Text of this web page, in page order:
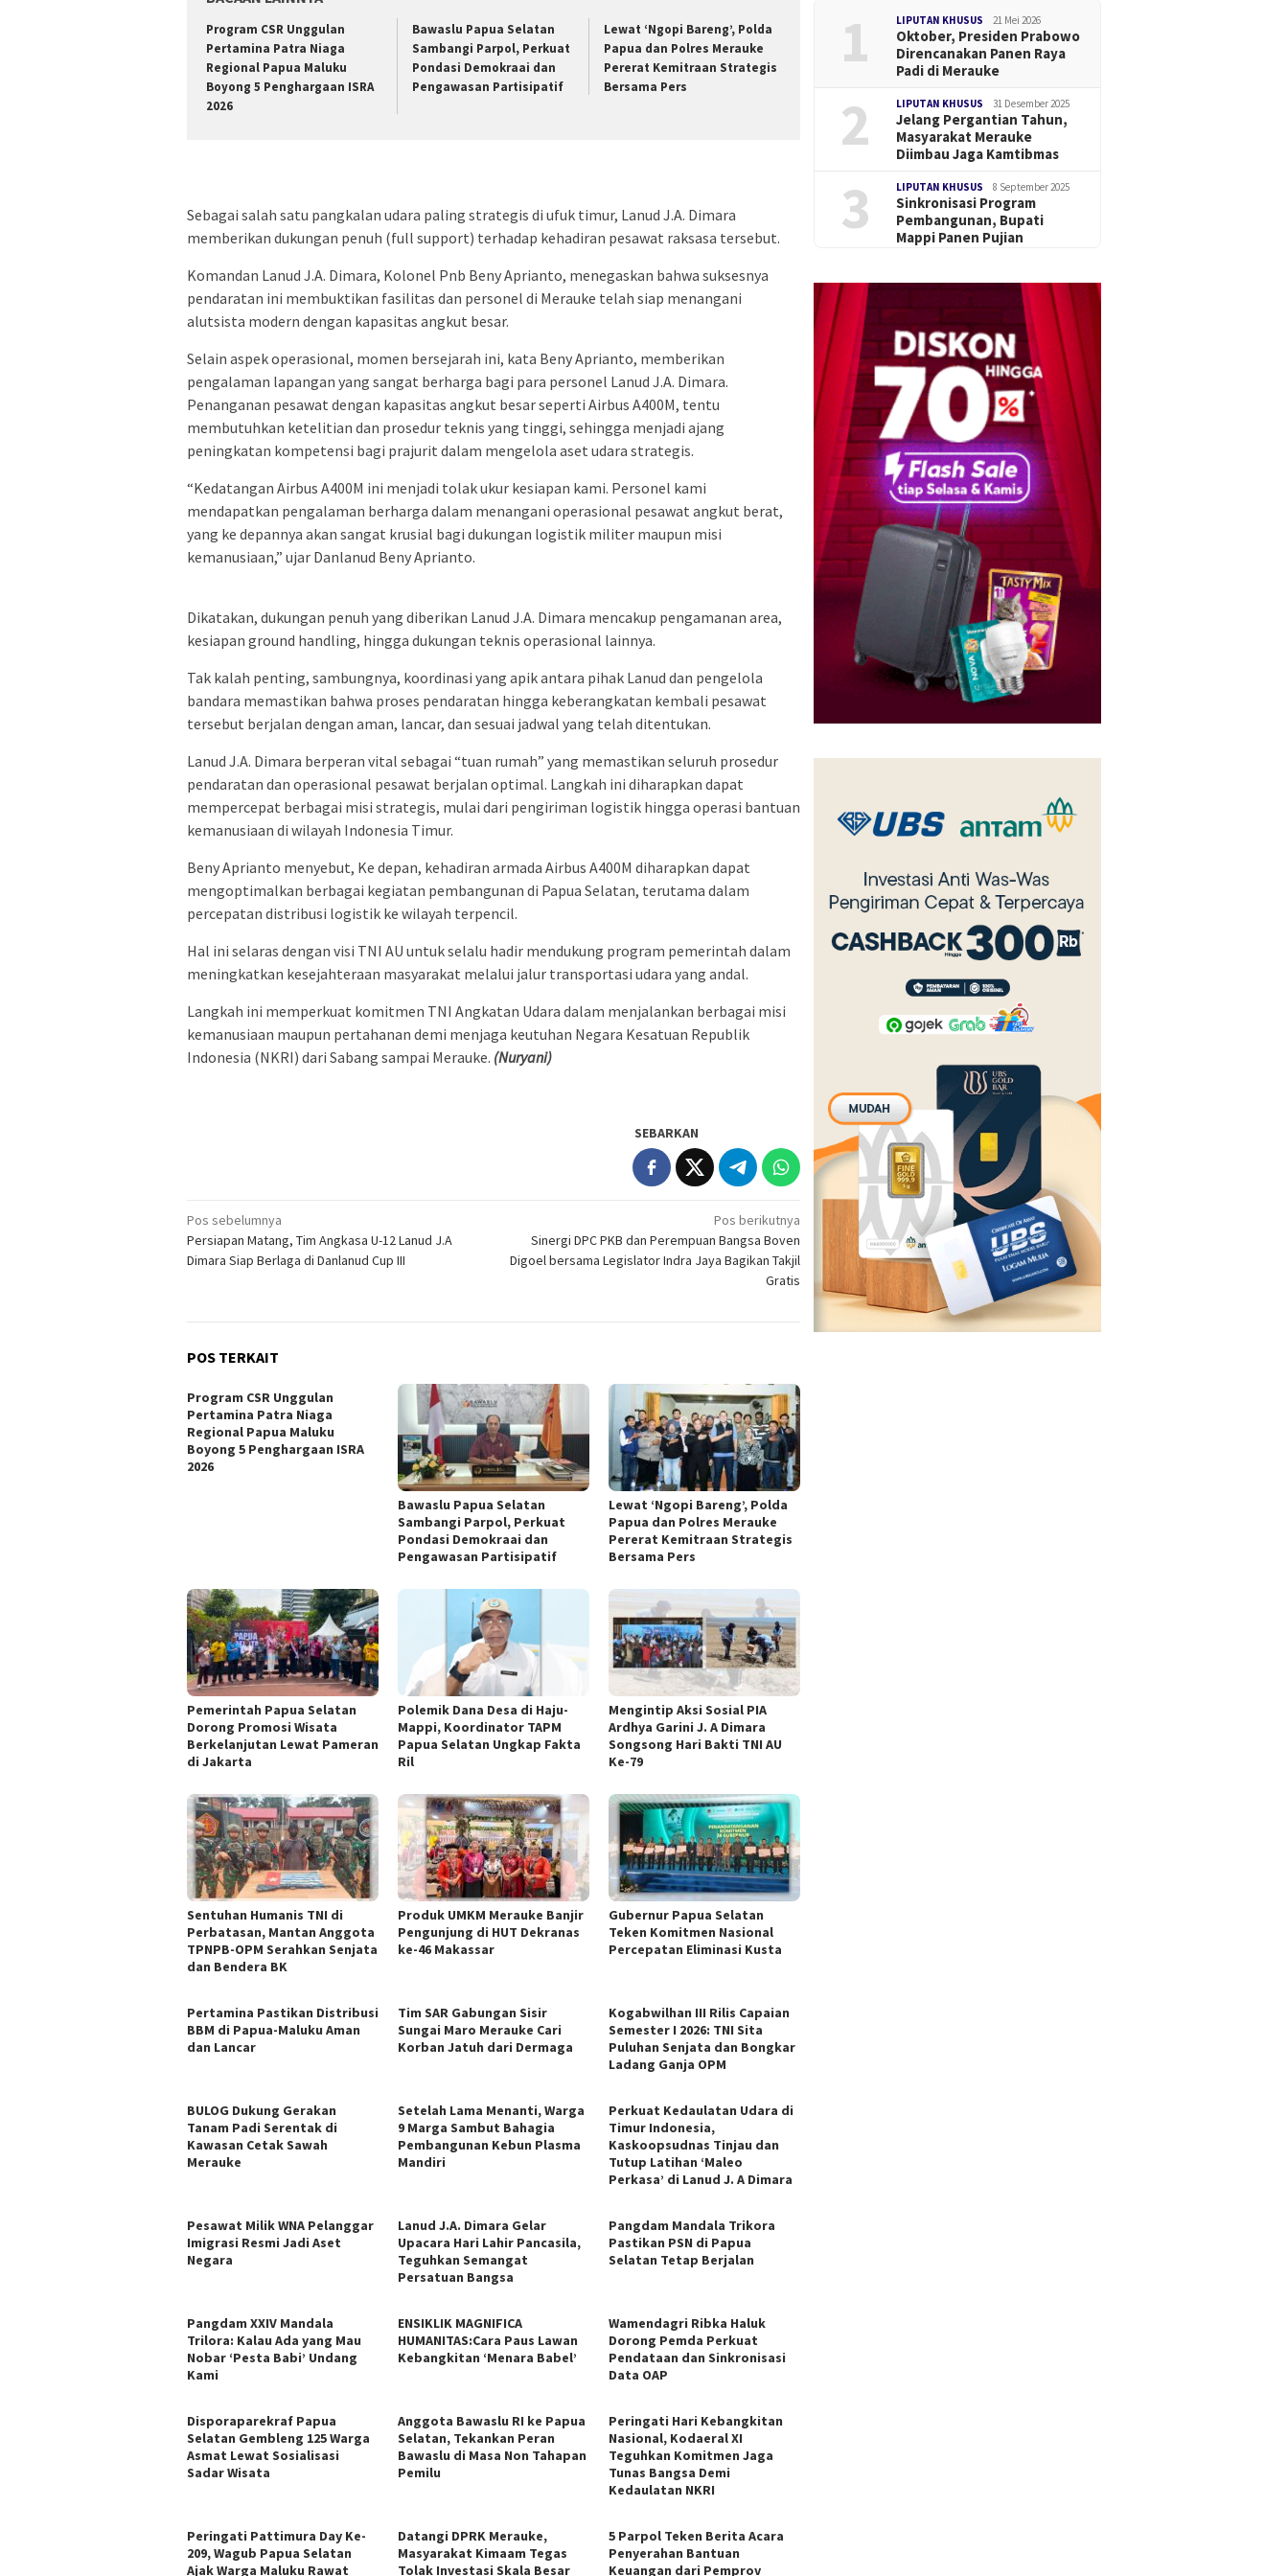
Program CSR Unggulan
Pertamina Patra Niaga
Regional Papua Maluku
Boyong 5 Penghargaan ISRA
2026
Bawaslu Papua Selatan
Sambangi Parpol, Perkuat
Pondasi Demokraai dan
Pengawasan Partisipatif
Lewat ‘Ngopi Bareng’, Polda
Papua dan Polres Merauke
Pererat Kemitraan Strategis
Bersama Pers
Sebagai salah satu pangkalan udara paling strategis di ufuk timur, Lanud J.A. Dimara
memberikan dukungan penuh (full support) terhadap kehadiran pesawat raksasa tersebut.
Komandan Lanud J.A. Dimara, Kolonel Pnb Beny Aprianto, menegaskan bahwa suksesnya
pendaratan ini membuktikan fasilitas dan personel di Merauke telah siap menangani
alutsista modern dengan kapasitas angkut besar.
Selain aspek operasional, momen bersejarah ini, kata Beny Aprianto, memberikan
pengalaman lapangan yang sangat berharga bagi para personel Lanud J.A. Dimara.
Penanganan pesawat dengan kapasitas angkut besar seperti Airbus A400M, tentu
membutuhkan ketelitian dan prosedur teknis yang tinggi, sehingga menjadi ajang
peningkatan kompetensi bagi prajurit dalam mengelola aset udara strategis.
“Kedatangan Airbus A400M ini menjadi tolak ukur kesiapan kami. Personel kami
mendapatkan pengalaman berharga dalam menangani operasional pesawat angkut berat,
yang ke depannya akan sangat krusial bagi dukungan logistik militer maupun misi
kemanusiaan,” ujar Danlanud Beny Aprianto.
Dikatakan, dukungan penuh yang diberikan Lanud J.A. Dimara mencakup pengamanan area,
kesiapan ground handling, hingga dukungan teknis operasional lainnya.
Tak kalah penting, sambungnya, koordinasi yang apik antara pihak Lanud dan pengelola
bandara memastikan bahwa proses pendaratan hingga keberangkatan kembali pesawat
tersebut berjalan dengan aman, lancar, dan sesuai jadwal yang telah ditentukan.
Lanud J.A. Dimara berperan vital sebagai “tuan rumah” yang memastikan seluruh prosedur
pendaratan dan operasional pesawat berjalan optimal. Langkah ini diharapkan dapat
mempercepat berbagai misi strategis, mulai dari pengiriman logistik hingga operasi bantuan
kemanusiaan di wilayah Indonesia Timur.
Beny Aprianto menyebut, Ke depan, kehadiran armada Airbus A400M diharapkan dapat
mengoptimalkan berbagai kegiatan pembangunan di Papua Selatan, terutama dalam
percepatan distribusi logistik ke wilayah terpencil.
Hal ini selaras dengan visi TNI AU untuk selalu hadir mendukung program pemerintah dalam
meningkatkan kesejahteraan masyarakat melalui jalur transportasi udara yang andal.
Langkah ini memperkuat komitmen TNI Angkatan Udara dalam menjalankan berbagai misi
kemanusiaan maupun pertahanan demi menjaga keutuhan Negara Kesatuan Republik
Indonesia (NKRI) dari Sabang sampai Merauke. (Nuryani)
SEBARKAN
Navigasi
pos
Pos sebelumnya
Persiapan Matang, Tim Angkasa U-12 Lanud J.A
Dimara Siap Berlaga di Danlanud Cup III
Pos berikutnya
Sinergi DPC PKB dan Perempuan Bangsa Boven
Digoel bersama Legislator Indra Jaya Bagikan Takjil
Gratis
POS TERKAIT
Program CSR Unggulan
Pertamina Patra Niaga
Regional Papua Maluku
Boyong 5 Penghargaan ISRA
2026
Bawaslu Papua Selatan
Sambangi Parpol, Perkuat
Pondasi Demokraai dan
Pengawasan Partisipatif
Lewat ‘Ngopi Bareng’, Polda
Papua dan Polres Merauke
Pererat Kemitraan Strategis
Bersama Pers
Pemerintah Papua Selatan
Dorong Promosi Wisata
Berkelanjutan Lewat Pameran
di Jakarta
Polemik Dana Desa di Haju-
Mappi, Koordinator TAPM
Papua Selatan Ungkap Fakta
Ril
Mengintip Aksi Sosial PIA
Ardhya Garini J. A Dimara
Songsong Hari Bakti TNI AU
Ke-79
Sentuhan Humanis TNI di
Perbatasan, Mantan Anggota
TPNPB-OPM Serahkan Senjata
dan Bendera BK
Produk UMKM Merauke Banjir
Pengunjung di HUT Dekranas
ke-46 Makassar
Gubernur Papua Selatan
Teken Komitmen Nasional
Percepatan Eliminasi Kusta
Pertamina Pastikan Distribusi
BBM di Papua-Maluku Aman
dan Lancar
Tim SAR Gabungan Sisir
Sungai Maro Merauke Cari
Korban Jatuh dari Dermaga
Kogabwilhan III Rilis Capaian
Semester I 2026: TNI Sita
Puluhan Senjata dan Bongkar
Ladang Ganja OPM
BULOG Dukung Gerakan
Tanam Padi Serentak di
Kawasan Cetak Sawah
Merauke
Setelah Lama Menanti, Warga
9 Marga Sambut Bahagia
Pembangunan Kebun Plasma
Mandiri
Perkuat Kedaulatan Udara di
Timur Indonesia,
Kaskoopsudnas Tinjau dan
Tutup Latihan ‘Maleo
Perkasa’ di Lanud J. A Dimara
Pesawat Milik WNA Pelanggar
Imigrasi Resmi Jadi Aset
Negara
Lanud J.A. Dimara Gelar
Upacara Hari Lahir Pancasila,
Teguhkan Semangat
Persatuan Bangsa
Pangdam Mandala Trikora
Pastikan PSN di Papua
Selatan Tetap Berjalan
​Pangdam XXIV Mandala
Trilora: Kalau Ada yang Mau
Nobar ‘Pesta Babi’ Undang
Kami
ENSIKLIK MAGNIFICA
HUMANITAS:Cara Paus Lawan
Kebangkitan ‘Menara Babel’
Wamendagri Ribka Haluk
Dorong Pemda Perkuat
Pendataan dan Sinkronisasi
Data OAP
Disporaparekraf Papua
Selatan Gembleng 125 Warga
Asmat Lewat Sosialisasi
Sadar Wisata
Anggota Bawaslu RI ke Papua
Selatan, Tekankan Peran
Bawaslu di Masa Non Tahapan
Pemilu
Peringati Hari Kebangkitan
Nasional, Kodaeral XI
Teguhkan Komitmen Jaga
Tunas Bangsa Demi
Kedaulatan NKRI
Peringati Pattimura Day Ke-
209, Wagub Papua Selatan
Ajak Warga Maluku Rawat
Datangi DPRK Merauke,
Masyarakat Kimaam Tegas
Tolak Investasi Skala Besar
5 Parpol Teken Berita Acara
Penyerahan Bantuan
Keuangan dari Pemprov
1 LIPUTAN KHUSUS 21 Mei 2026
Oktober, Presiden Prabowo
Direncanakan Panen Raya
Padi di Merauke
2 LIPUTAN KHUSUS 31 Desember 2025
Jelang Pergantian Tahun,
Masyarakat Merauke
Diimbau Jaga Kamtibmas
3 LIPUTAN KHUSUS 8 September 2025
Sinkronisasi Program
Pembangunan, Bupati
Mappi Panen Pujian